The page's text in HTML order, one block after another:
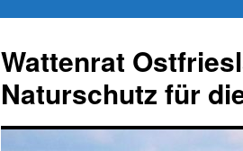
springen
Wattenrat
Naturschutz für